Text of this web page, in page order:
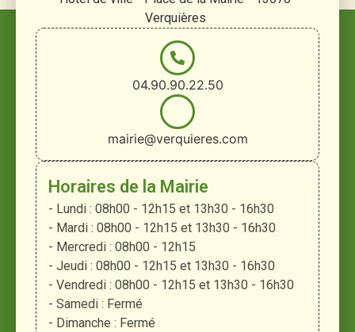
Verquières
04.90.90.22.50
mairie@verquieres.com
Horaires de la Mairie
- Lundi : 08h00 - 12h15 et 13h30 - 16h30
- Mardi : 08h00 - 12h15 et 13h30 - 16h30
- Mercredi : 08h00 - 12h15
- Jeudi : 08h00 - 12h15 et 13h30 - 16h30
- Vendredi : 08h00 - 12h15 et 13h30 - 16h30
- Samedi : Fermé
- Dimanche : Fermé